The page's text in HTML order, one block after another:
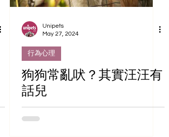
Unipets
May 27, 2024
行為心理
狗狗常亂吠？其實汪汪有
話兒